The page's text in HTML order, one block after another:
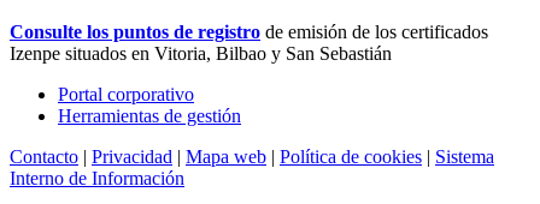
Consulte los puntos de registro de emisión de los certificados
Izenpe situados en Vitoria, Bilbao y San Sebastián
Portal corporativo
Herramientas de gestión
Contacto | Privacidad | Mapa web | Política de cookies | Sistema
Interno de Información